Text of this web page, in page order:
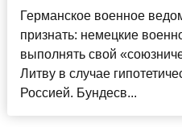
Германское военное
признать: немецкие
выполнять свой
Литву в случае
Россией. Бундесв...